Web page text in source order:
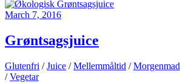
March 7, 2016
Grøntsagsjuice
Glutenfri /Juice /Mellemmåltid /Morgenmad
/Vegetar